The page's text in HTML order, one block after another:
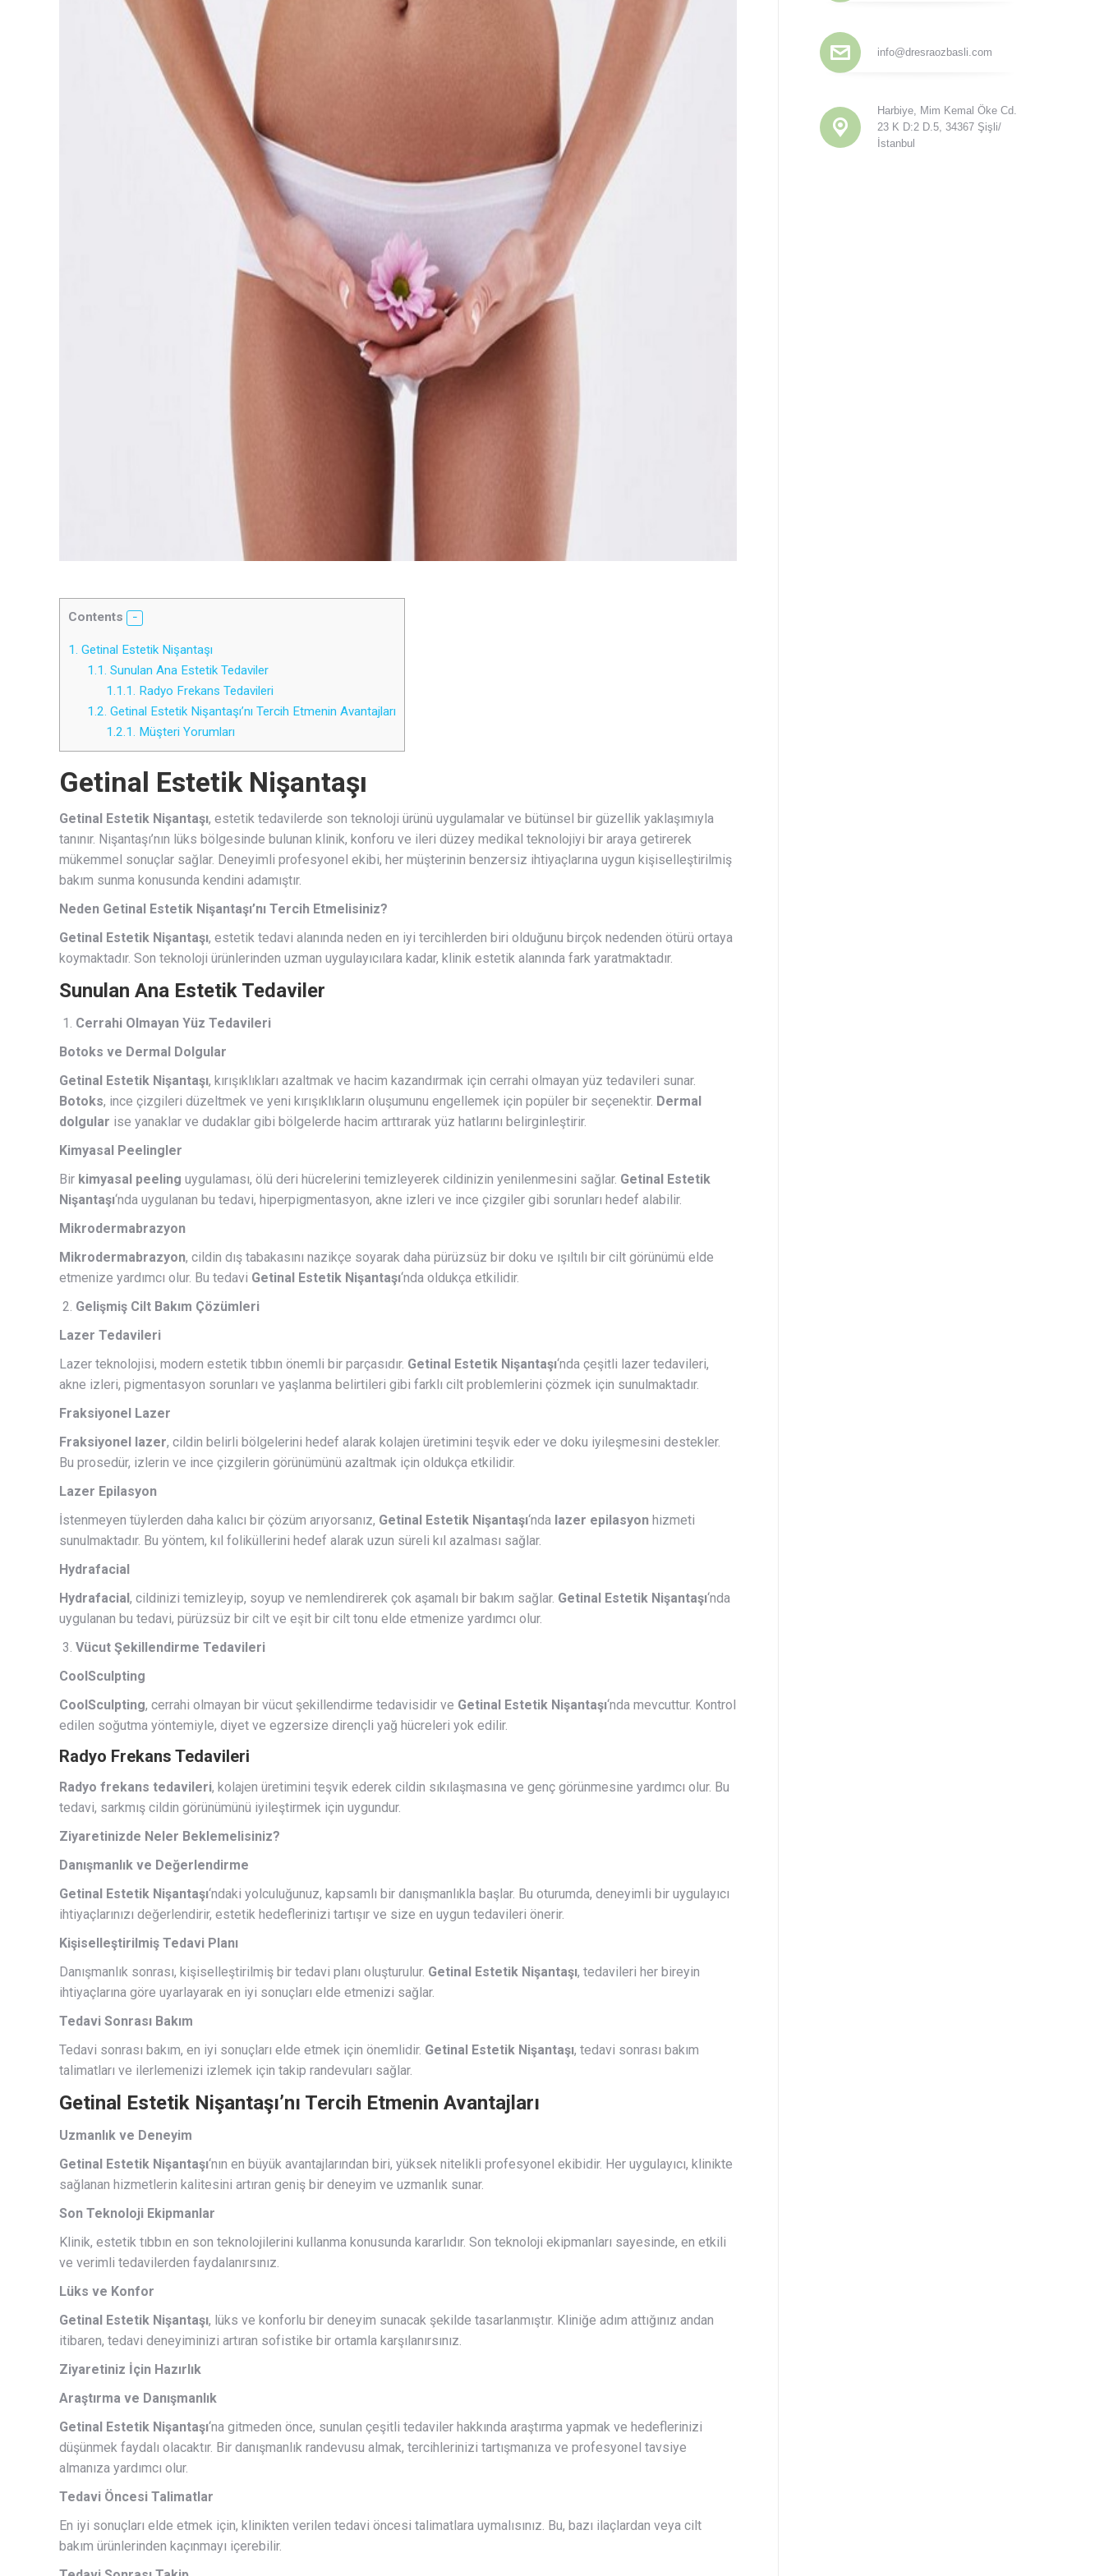
Contents
1. Getinal Estetik Nişantaşı
1.1. Sunulan Ana Estetik Tedaviler
1.1.1. Radyo Frekans Tedavileri
1.2. Getinal Estetik Nişantaşı’nı Tercih Etmenin Avantajları
1.2.1. Müşteri Yorumları
Getinal Estetik Nişantaşı
Getinal Estetik Nişantaşı, estetik tedavilerde son teknoloji ürünü uygulamalar ve bütünsel bir güzellik yaklaşımıyla
tanınır. Nişantaşı’nın lüks bölgesinde bulunan klinik, konforu ve ileri düzey medikal teknolojiyi bir araya getirerek
mükemmel sonuçlar sağlar. Deneyimli profesyonel ekibi, her müşterinin benzersiz ihtiyaçlarına uygun kişiselleştirilmiş
bakım sunma konusunda kendini adamıştır.
Neden Getinal Estetik Nişantaşı’nı Tercih Etmelisiniz?
Getinal Estetik Nişantaşı, estetik tedavi alanında neden en iyi tercihlerden biri olduğunu birçok nedenden ötürü ortaya
koymaktadır. Son teknoloji ürünlerinden uzman uygulayıcılara kadar, klinik estetik alanında fark yaratmaktadır.
Sunulan Ana Estetik Tedaviler
Cerrahi Olmayan Yüz Tedavileri
Botoks ve Dermal Dolgular
Getinal Estetik Nişantaşı, kırışıklıkları azaltmak ve hacim kazandırmak için cerrahi olmayan yüz tedavileri sunar.
Botoks, ince çizgileri düzeltmek ve yeni kırışıklıkların oluşumunu engellemek için popüler bir seçenektir. Dermal
dolgular ise yanaklar ve dudaklar gibi bölgelerde hacim arttırarak yüz hatlarını belirginleştirir.
Kimyasal Peelingler
Bir kimyasal peeling uygulaması, ölü deri hücrelerini temizleyerek cildinizin yenilenmesini sağlar. Getinal Estetik
Nişantaşı‘nda uygulanan bu tedavi, hiperpigmentasyon, akne izleri ve ince çizgiler gibi sorunları hedef alabilir.
Mikrodermabrazyon
Mikrodermabrazyon, cildin dış tabakasını nazikçe soyarak daha pürüzsüz bir doku ve ışıltılı bir cilt görünümü elde
etmenize yardımcı olur. Bu tedavi Getinal Estetik Nişantaşı‘nda oldukça etkilidir.
Gelişmiş Cilt Bakım Çözümleri
Lazer Tedavileri
Lazer teknolojisi, modern estetik tıbbın önemli bir parçasıdır. Getinal Estetik Nişantaşı‘nda çeşitli lazer tedavileri,
akne izleri, pigmentasyon sorunları ve yaşlanma belirtileri gibi farklı cilt problemlerini çözmek için sunulmaktadır.
Fraksiyonel Lazer
Fraksiyonel lazer, cildin belirli bölgelerini hedef alarak kolajen üretimini teşvik eder ve doku iyileşmesini destekler.
Bu prosedür, izlerin ve ince çizgilerin görünümünü azaltmak için oldukça etkilidir.
Lazer Epilasyon
İstenmeyen tüylerden daha kalıcı bir çözüm arıyorsanız, Getinal Estetik Nişantaşı‘nda lazer epilasyon hizmeti
sunulmaktadır. Bu yöntem, kıl foliküllerini hedef alarak uzun süreli kıl azalması sağlar.
Hydrafacial
Hydrafacial , cildinizi temizleyip, soyup ve nemlendirerek çok aşamalı bir bakım sağlar. Getinal Estetik Nişantaşı‘nda
uygulanan bu tedavi, pürüzsüz bir cilt ve eşit bir cilt tonu elde etmenize yardımcı olur.
Vücut Şekillendirme Tedavileri
CoolSculpting
CoolSculpting, cerrahi olmayan bir vücut şekillendirme tedavisidir ve Getinal Estetik Nişantaşı‘nda mevcuttur. Kontrol
edilen soğutma yöntemiyle, diyet ve egzersize dirençli yağ hücreleri yok edilir.
Radyo Frekans Tedavileri
Radyo frekans tedavileri, kolajen üretimini teşvik ederek cildin sıkılaşmasına ve genç görünmesine yardımcı olur. Bu
tedavi, sarkmış cildin görünümünü iyileştirmek için uygundur.
Ziyaretinizde Neler Beklemelisiniz?
Danışmanlık ve Değerlendirme
Getinal Estetik Nişantaşı‘ndaki yolculuğunuz, kapsamlı bir danışmanlıkla başlar. Bu oturumda, deneyimli bir uygulayıcı
ihtiyaçlarınızı değerlendirir, estetik hedeflerinizi tartışır ve size en uygun tedavileri önerir.
Kişiselleştirilmiş Tedavi Planı
Danışmanlık sonrası, kişiselleştirilmiş bir tedavi planı oluşturulur. Getinal Estetik Nişantaşı, tedavileri her bireyin
ihtiyaçlarına göre uyarlayarak en iyi sonuçları elde etmenizi sağlar.
Tedavi Sonrası Bakım
Tedavi sonrası bakım, en iyi sonuçları elde etmek için önemlidir. Getinal Estetik Nişantaşı, tedavi sonrası bakım
talimatları ve ilerlemenizi izlemek için takip randevuları sağlar.
Getinal Estetik Nişantaşı’nı Tercih Etmenin Avantajları
Uzmanlık ve Deneyim
Getinal Estetik Nişantaşı‘nın en büyük avantajlarından biri, yüksek nitelikli profesyonel ekibidir. Her uygulayıcı, klinikte
sağlanan hizmetlerin kalitesini artıran geniş bir deneyim ve uzmanlık sunar.
Son Teknoloji Ekipmanlar
Klinik, estetik tıbbın en son teknolojilerini kullanma konusunda kararlıdır. Son teknoloji ekipmanları sayesinde, en etkili
ve verimli tedavilerden faydalanırsınız.
Lüks ve Konfor
Getinal Estetik Nişantaşı, lüks ve konforlu bir deneyim sunacak şekilde tasarlanmıştır. Kliniğe adım attığınız andan
itibaren, tedavi deneyiminizi artıran sofistike bir ortamla karşılanırsınız.
Ziyaretiniz İçin Hazırlık
Araştırma ve Danışmanlık
Getinal Estetik Nişantaşı‘na gitmeden önce, sunulan çeşitli tedaviler hakkında araştırma yapmak ve hedeflerinizi
düşünmek faydalı olacaktır. Bir danışmanlık randevusu almak, tercihlerinizi tartışmanıza ve profesyonel tavsiye
almanıza yardımcı olur.
Tedavi Öncesi Talimatlar
En iyi sonuçları elde etmek için, klinikten verilen tedavi öncesi talimatlara uymalısınız. Bu, bazı ilaçlardan veya cilt
bakım ürünlerinden kaçınmayı içerebilir.
info@dresraozbasli.com
Harbiye, Mim Kemal Öke Cd.
23 K D:2 D.5, 34367 Şişli/
İstanbul